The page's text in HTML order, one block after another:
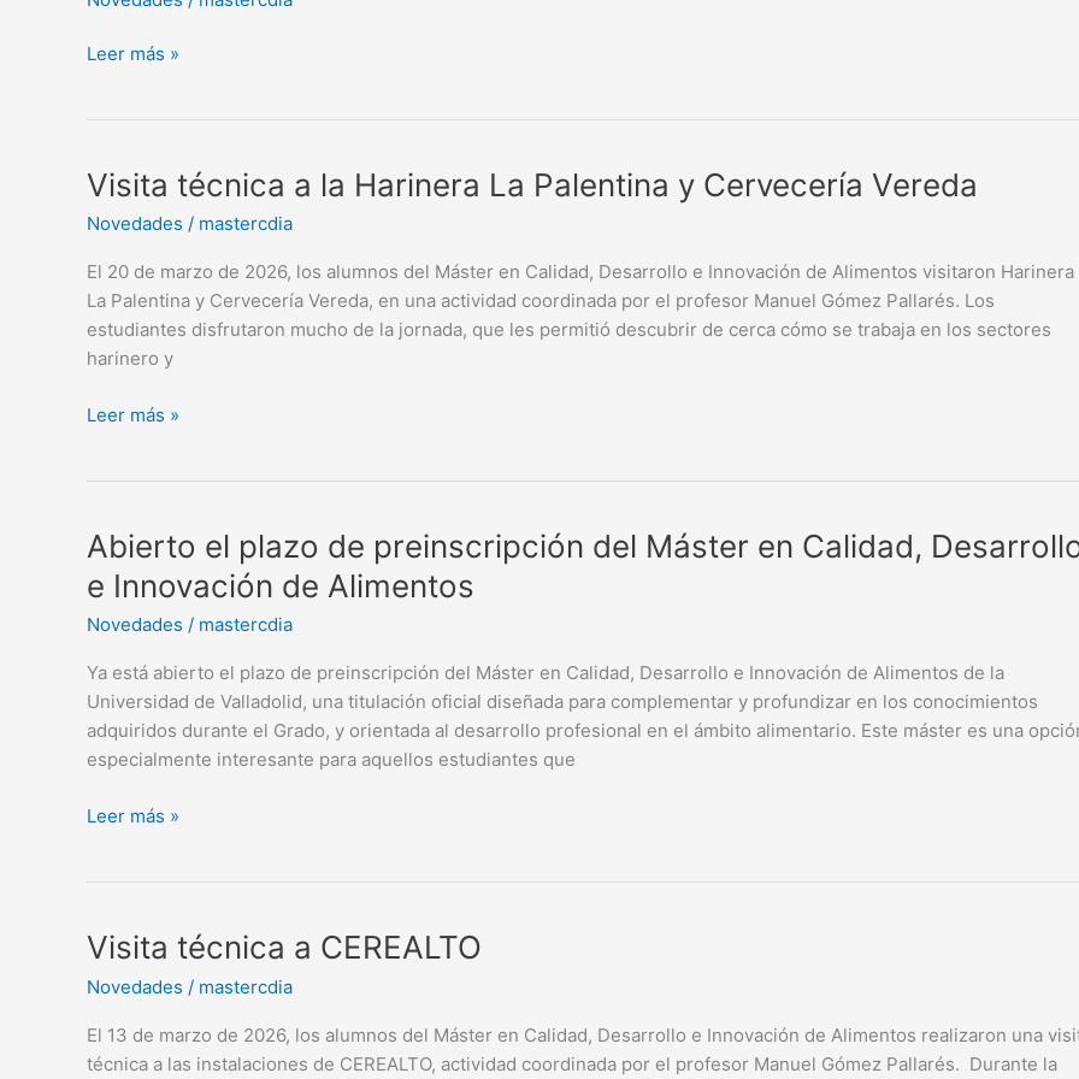
EL
JOVEN
Leer más »
Visita técnica a la Harinera La Palentina y Cervecería Vereda
Novedades / mastercdia
El 20 de marzo de 2026, los alumnos del Máster en Calidad, Desarrollo e Innovación de Alimentos visitaron Harinera
La Palentina y Cervecería Vereda, en una actividad coordinada por el profesor Manuel Gómez Pallarés. Los
estudiantes disfrutaron mucho de la jornada, que les permitió descubrir de cerca cómo se trabaja en los sectores
harinero y
Visita
a
la
Harinera
La
Palentina
Cervecería
Leer más »
Abierto el plazo de preinscripción del Máster en Calidad,
e Innovación de Alimentos
Novedades / mastercdia
Ya está abierto el plazo de preinscripción del Máster en Calidad, Desarrollo e Innovación de Alimentos de la
Universidad de Valladolid, una titulación oficial diseñada para complementar y profundizar en los conocimientos
adquiridos durante el Grado, y orientada al desarrollo profesional en el ámbito alimentario. Este máster es una
especialmente interesante para aquellos estudiantes que
Abierto
plazo
de
del
Máster
en
Calidad,
e
de
Leer más »
Visita técnica a CEREALTO
Novedades / mastercdia
El 13 de marzo de 2026, los alumnos del Máster en Calidad, Desarrollo e Innovación de Alimentos realizaron una
técnica a las instalaciones de CEREALTO, actividad coordinada por el profesor Manuel Gómez Pallarés. Durante la
Visita
a
CEREALTO